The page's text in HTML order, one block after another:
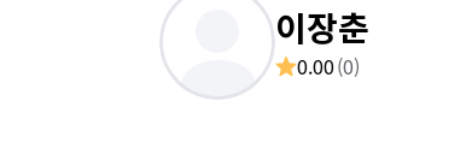
이장춘
0.00(0)